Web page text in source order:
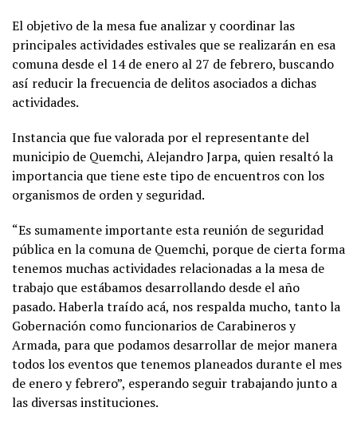
El objetivo de la mesa fue analizar y coordinar las
principales actividades estivales que se realizarán en esa
comuna desde el 14 de enero al 27 de febrero, buscando
así reducir la frecuencia de delitos asociados a dichas
actividades.
Instancia que fue valorada por el representante del
municipio de Quemchi, Alejandro Jarpa, quien resaltó la
importancia que tiene este tipo de encuentros con los
organismos de orden y seguridad.
“Es sumamente importante esta reunión de seguridad
pública en la comuna de Quemchi, porque de cierta forma
tenemos muchas actividades relacionadas a la mesa de
trabajo que estábamos desarrollando desde el año
pasado. Haberla traído acá, nos respalda mucho, tanto la
Gobernación como funcionarios de Carabineros y
Armada, para que podamos desarrollar de mejor manera
todos los eventos que tenemos planeados durante el mes
de enero y febrero”, esperando seguir trabajando junto a
las diversas instituciones.